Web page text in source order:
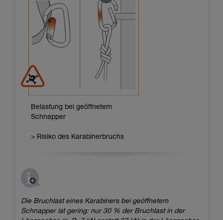
Belastung bei geöffnetem
Schnapper
> Risiko des Karabinerbruchs
Die Bruchlast eines Karabiners bei geöffnetem
Schnapper ist gering: nur 30 % der Bruchlast in der